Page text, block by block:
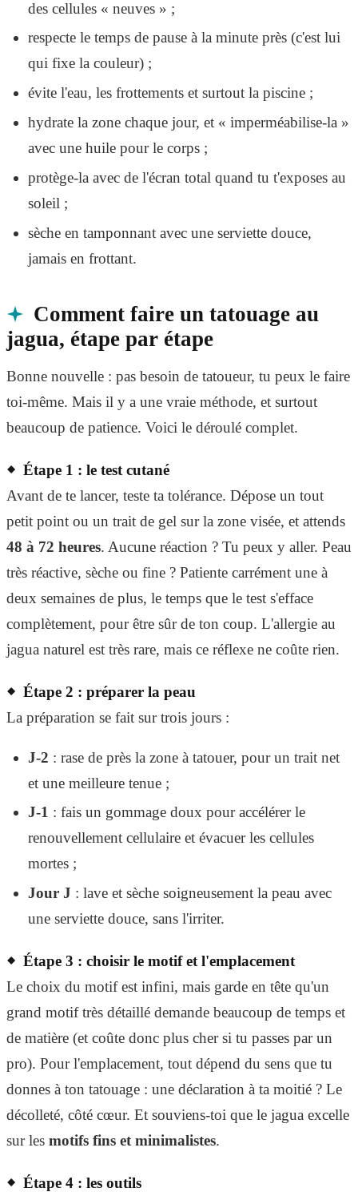
des cellules « neuves » ;
respecte le temps de pause à la minute près (c'est lui
qui fixe la couleur) ;
évite l'eau, les frottements et surtout la piscine ;
hydrate la zone chaque jour, et « imperméabilise-la »
avec une huile pour le corps ;
protège-la avec de l'écran total quand tu t'exposes au
soleil ;
sèche en tamponnant avec une serviette douce,
jamais en frottant.
Comment faire un tatouage au
jagua, étape par étape
Bonne nouvelle : pas besoin de tatoueur, tu peux le faire
toi-même. Mais il y a une vraie méthode, et surtout
beaucoup de patience. Voici le déroulé complet.
Étape 1 : le test cutané
Avant de te lancer, teste ta tolérance. Dépose un tout
petit point ou un trait de gel sur la zone visée, et attends
48 à 72 heures. Aucune réaction ? Tu peux y aller. Peau
très réactive, sèche ou fine ? Patiente carrément une à
deux semaines de plus, le temps que le test s'efface
complètement, pour être sûr de ton coup. L'allergie au
jagua naturel est très rare, mais ce réflexe ne coûte rien.
Étape 2 : préparer la peau
La préparation se fait sur trois jours :
J-2 : rase de près la zone à tatouer, pour un trait net
et une meilleure tenue ;
J-1 : fais un gommage doux pour accélérer le
renouvellement cellulaire et évacuer les cellules
mortes ;
Jour J : lave et sèche soigneusement la peau avec
une serviette douce, sans l'irriter.
Étape 3 : choisir le motif et l'emplacement
Le choix du motif est infini, mais garde en tête qu'un
grand motif très détaillé demande beaucoup de temps et
de matière (et coûte donc plus cher si tu passes par un
pro). Pour l'emplacement, tout dépend du sens que tu
donnes à ton tatouage : une déclaration à ta moitié ? Le
décolleté, côté cœur. Et souviens-toi que le jagua excelle
sur les motifs fins et minimalistes.
Étape 4 : les outils